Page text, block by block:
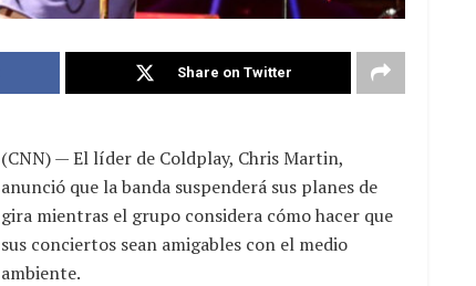
Share on Twitter
(CNN) — El líder de Coldplay, Chris Martin,
anunció que la banda suspenderá sus planes de
gira mientras el grupo considera cómo hacer que
sus conciertos sean amigables con el medio
ambiente.